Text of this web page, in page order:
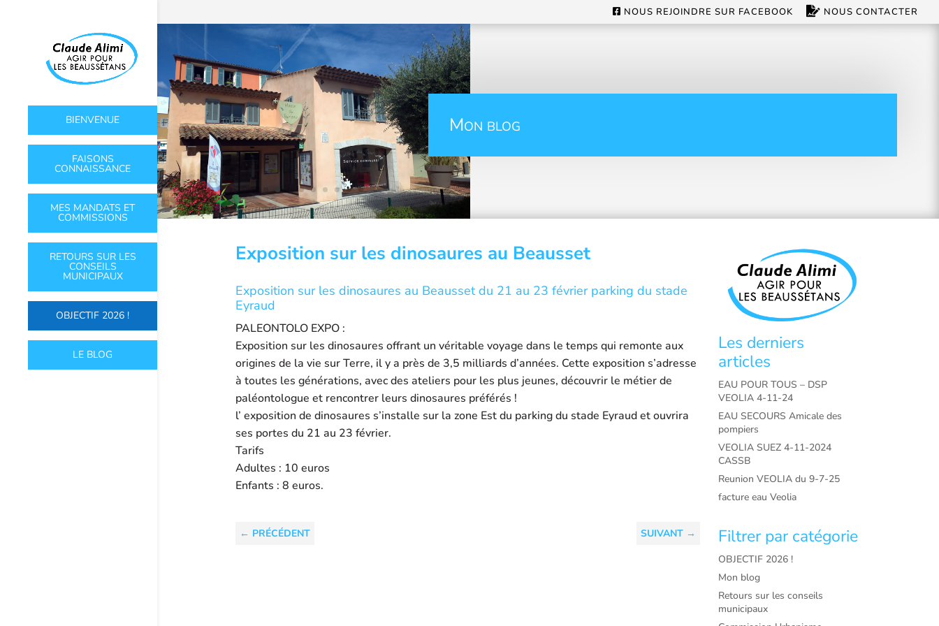
NOUS REJOINDRE SUR FACEBOOK NOUS CONTACTER
BIENVENUE
FAISONS
CONNAISSANCE
MES MANDATS ET
COMMISSIONS
RETOURS SUR LES
CONSEILS
MUNICIPAUX
OBJECTIF 2026 !
LE BLOG
Mon blog
Exposition sur les dinosaures au Beausset
Exposition sur les dinosaures au Beausset du 21 au 23 février parking du stade
Eyraud
PALEONTOLO EXPO :
Exposition sur les dinosaures offrant un véritable voyage dans le temps qui remonte aux
origines de la vie sur Terre, il y a près de 3,5 milliards d’années. Cette exposition s’adresse
à toutes les générations, avec des ateliers pour les plus jeunes, découvrir le métier de
paléontologue et rencontrer leurs dinosaures préférés !
l’ exposition de dinosaures s’installe sur la zone Est du parking du stade Eyraud et ouvrira
ses portes du 21 au 23 février.
Tarifs
Adultes : 10 euros
Enfants : 8 euros.
← PRÉCÉDENT SUIVANT→
Les derniers
articles
EAU POUR TOUS – DSP
VEOLIA 4-11-24
EAU SECOURS Amicale des
pompiers
VEOLIA SUEZ 4-11-2024
CASSB
Reunion VEOLIA du 9-7-25
facture eau Veolia
Filtrer par catégorie
OBJECTIF 2026 !
Mon blog
Retours sur les conseils
municipaux